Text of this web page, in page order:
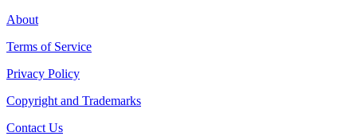
About
Terms of Service
Privacy Policy
Copyright and Trademarks
Contact Us